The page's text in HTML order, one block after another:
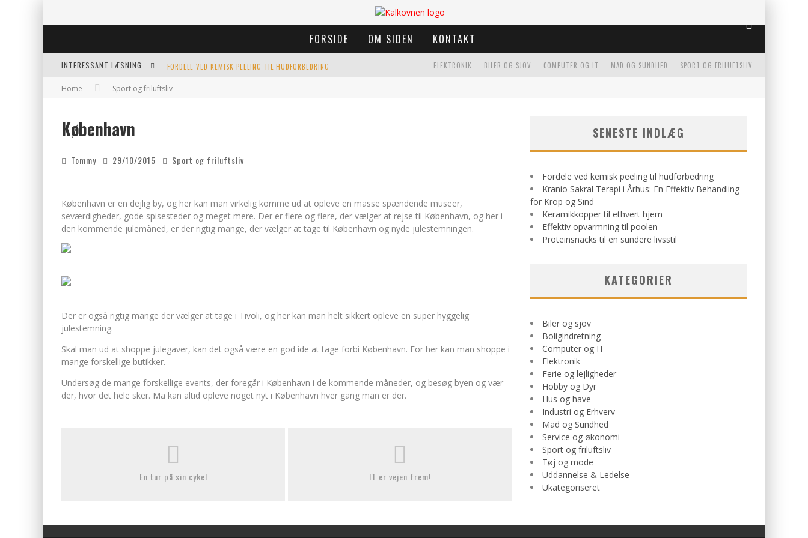
FORSIDE OM SIDEN KONTAKT
INTERESSANT LÆSNING FORDELE VED KEMISK PEELING TIL HUDFORBEDRING SPORT OG FRILUFTSLIV
MAD OG SUNDHED
COMPUTER OG IT
BILER OG SJOV
ELEKTRONIK
Home Sport og friluftsliv
København
Tommy 29/10/2015 Sport og friluftsliv
København er en dejlig by, og her kan man virkelig komme ud at opleve en masse spændende museer,
seværdigheder, gode spisesteder og meget mere. Der er flere og flere, der vælger at rejse til København, og her i
den kommende julemåned, er der rigtig mange, der vælger at tage til København og nyde julestemningen.
Der er også rigtig mange der vælger at tage i Tivoli, og her kan man helt sikkert opleve en super hyggelig
julestemning.
Skal man ud at shoppe julegaver, kan det også være en god ide at tage forbi København. For her kan man shoppe i
mange forskellige butikker.
Undersøg de mange forskellige events, der foregår i København i de kommende måneder, og besøg byen og vær
der, hvor det hele sker. Ma kan altid opleve noget nyt i København hver gang man er der.
En tur på sin cykel IT er vejen frem!
SENESTE INDLÆG
Fordele ved kemisk peeling til hudforbedring
Kranio Sakral Terapi i Århus: En Effektiv Behandling
for Krop og Sind
Keramikkopper til ethvert hjem
Effektiv opvarmning til poolen
Proteinsnacks til en sundere livsstil
KATEGORIER
Biler og sjov
Boligindretning
Computer og IT
Elektronik
Ferie og lejligheder
Hobby og Dyr
Hus og have
Industri og Erhverv
Mad og Sundhed
Service og økonomi
Sport og friluftsliv
Tøj og mode
Uddannelse & Ledelse
Ukategoriseret